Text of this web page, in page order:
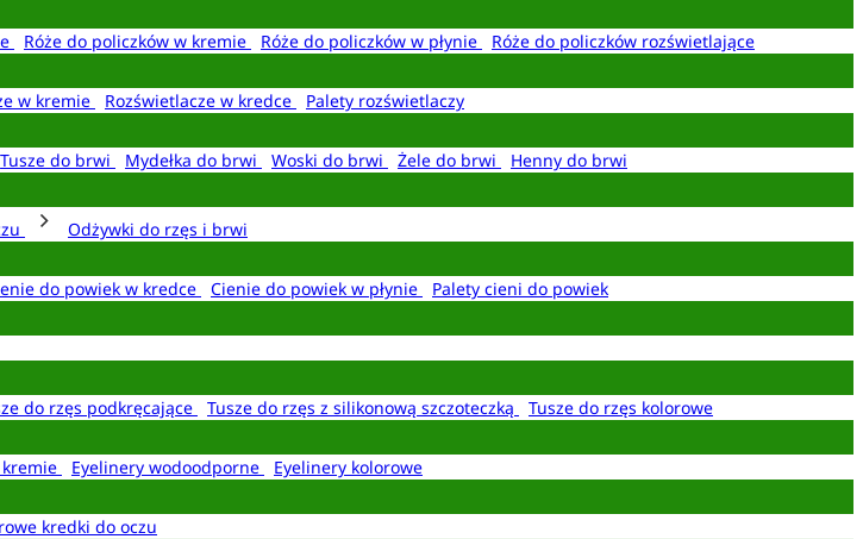
Róże do policzków w kremie Róże do policzków w płynie
Róże do policzków rozświetlające
w kremie Rozświetlacze w kredce
Palety rozświetlaczy
Tusze do brwi Mydełka do brwi Woski do brwi Żele do brwi
Henny do brwi
Odżywki do rzęs i brwi
do powiek w kredce Cienie do powiek w płynie
Palety cieni do powiek
do rzęs podkręcające Tusze do rzęs z silikonową szczoteczką
Tusze do rzęs kolorowe
Eyelinery wodoodporne
Eyelinery kolorowe
kredki do oczu